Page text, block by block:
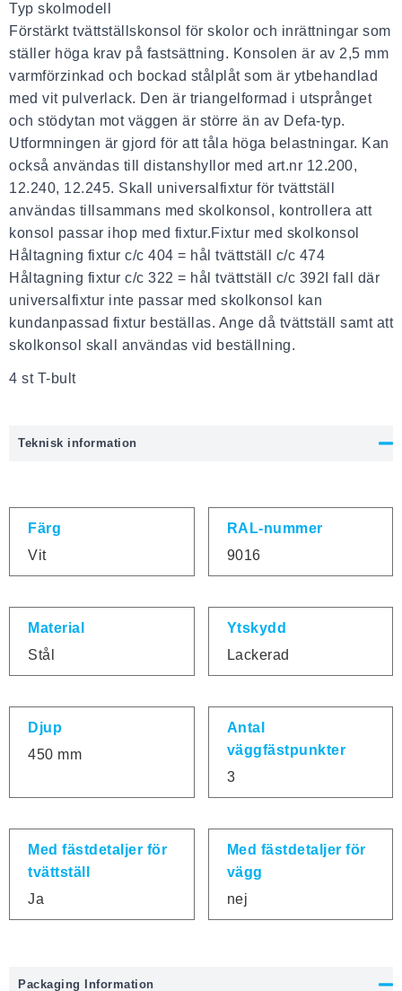
Typ skolmodell
Förstärkt tvättställskonsol för skolor och inrättningar som
ställer höga krav på fastsättning. Konsolen är av 2,5 mm
varmförzinkad och bockad stålplåt som är ytbehandlad
med vit pulverlack. Den är triangelformad i utsprånget
och stödytan mot väggen är större än av Defa-typ.
Utformningen är gjord för att tåla höga belastningar. Kan
också användas till distanshyllor med art.nr 12.200,
12.240, 12.245. Skall universalfixtur för tvättställ
användas tillsammans med skolkonsol, kontrollera att
konsol passar ihop med fixtur.Fixtur med skolkonsol
Håltagning fixtur c/c 404 = hål tvättställ c/c 474
Håltagning fixtur c/c 322 = hål tvättställ c/c 392I fall där
universalfixtur inte passar med skolkonsol kan
kundanpassad fixtur beställas. Ange då tvättställ samt att
skolkonsol skall användas vid beställning.
4 st T-bult
Teknisk information
Färg
Vit
RAL-nummer
9016
Material
Stål
Ytskydd
Lackerad
Djup
450 mm
Antal
väggfästpunkter
3
Med fästdetaljer för
tvättställ
Ja
Med fästdetaljer för
vägg
nej
Packaging Information